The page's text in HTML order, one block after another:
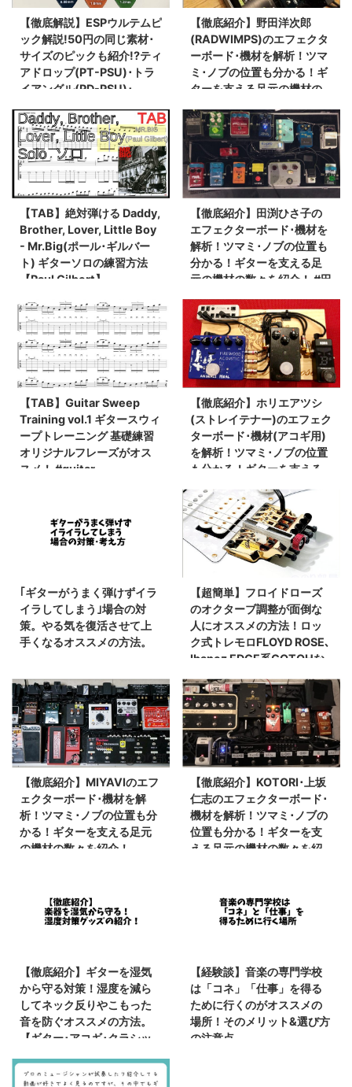
【徹底解説】ESPウルテムピ
ック解説!50円の同じ素材･
サイズのピックも紹介!?ティ
アドロップ(PT-PSU)･トラ
イアングル(PD-PSU)･
厚さ計測比較! オススメのピ
ック！【イーエスピー･ギタ
ー】
【徹底紹介】野田洋次郎
(RADWIMPS)のエフェクタ
ーボード･機材を解析！ツマ
ミ･ノブの位置も分かる！ギ
ターを支える足元の機材の
#RADWIMPS #ギター #エ
フェクター【金額一覧】
【TAB】絶対弾ける Daddy,
Brother, Lover, Little Boy
- Mr.Big(ポール･ギルバー
ト) ギターソロの練習方法
【Paul Gilbert】
【徹底紹介】田渕ひさ子の
エフェクターボード･機材を
解析！ツマミ･ノブの位置も
分かる！ギターを支える足
元の機材の数々を紹介！ #田
ギター #エフェクター【金額
一覧】
【TAB】Guitar Sweep
Training vol.1 ギタースウィ
ープトレーニング 基礎練習
オリジナルフレーズがオス
スメ！ #guitar
【徹底紹介】ホリエアツシ
(ストレイテナー)のエフェク
ターボード･機材(アコギ用)
を解析！ツマミ･ノブの位置
も分かる！ギターを支える
ホリエアツシ #ストレイテナ
ー #STRAIGHTENER【金額
一覧】
｢ギターがうまく弾けずイラ
イラしてしまう｣場合の対
策。やる気を復活させて上
手くなるオススメの方法。
【超簡単】フロイドローズ
のオクターブ調整が面倒な
人にオススメの方法！ロッ
ク式トレモロFLOYD ROSE､
Ibanez EDGE系GOTOHな
えます。固定も楽で便利。
【オクターブチューニン
グ】
【徹底紹介】MIYAVIのエフ
ェクターボード･機材を解
析！ツマミ･ノブの位置も分
かる！ギターを支える足元
の機材の数々を紹介！
【徹底紹介】KOTORI･上坂
仁志のエフェクターボード･
機材を解析！ツマミ･ノブの
位置も分かる！ギターを支
える足元の機材の数々を紹
【徹底紹介】ギターを湿気
から守る対策！湿度を減ら
してネック反りやこもった
音を防ぐオススメの方法。
【ギター･アコギ･クラシッ
【経験談】音楽の専門学校
は「コネ」「仕事」を得る
ために行くのがオススメの
場所！そのメリット&選び方
の注意点。